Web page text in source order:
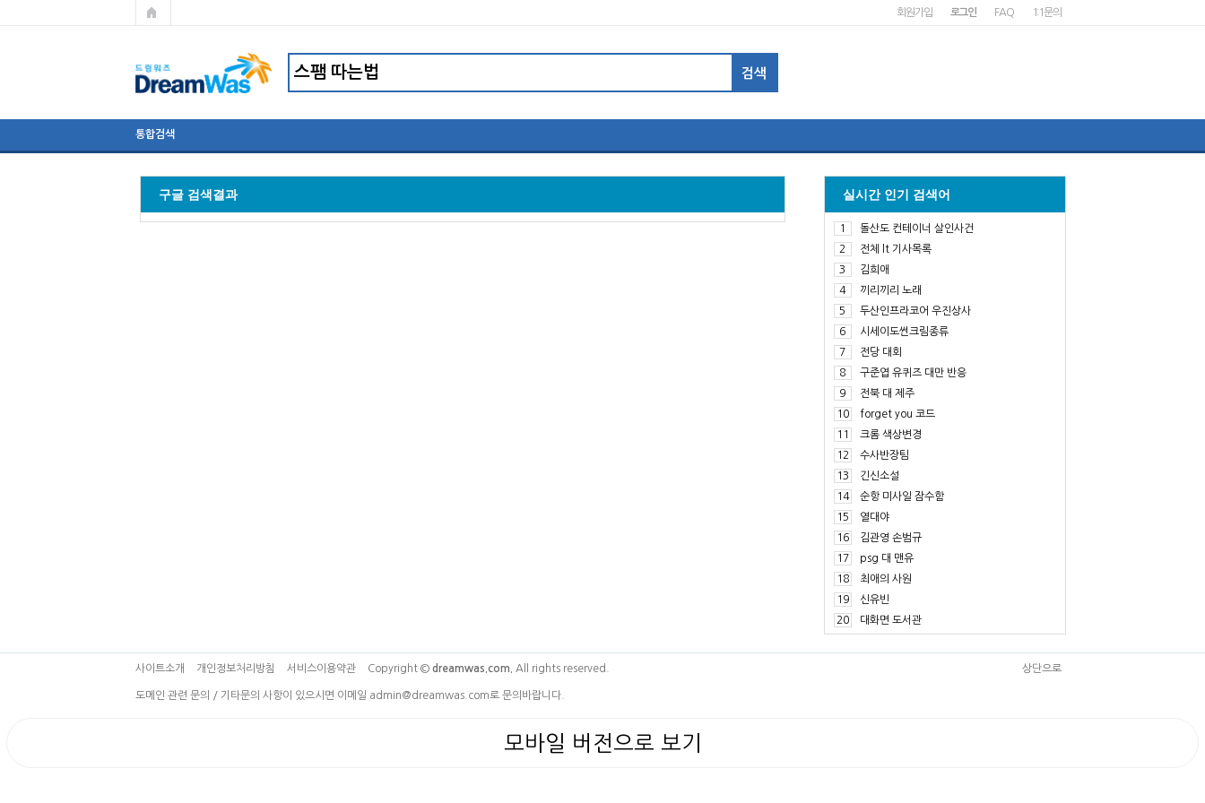
회원가입 로그인 FAQ 1:1문의
통합검색
실시간 인기 검색어
1
돌산도 컨테이너 살인사건
2
전체 lt 기사목록
3
김희애
4
끼리끼리 노래
5
두산인프라코어 우진상사
6
시세이도썬크림종류
7
전당 대회
8
구준엽 유퀴즈 대만 반응
9
전북 대 제주
10
forget you 코드
11
크롬 색상변경
12
수사반장팀
13
긴신소설
14
순항 미사일 잠수함
15
열대야
16
김관영 손범규
17
psg 대 맨유
18
최애의 사원
19
신유빈
20
대화면 도서관
구글 검색결과
사이트소개 개인정보처리방침 서비스이용약관 Copyright © dreamwas.com. All rights reserved. 상단으로
도메인 관련 문의 / 기타문의 사항이 있으시면 이메일 admin@dreamwas.com로 문의바랍니다.
모바일 버전으로 보기